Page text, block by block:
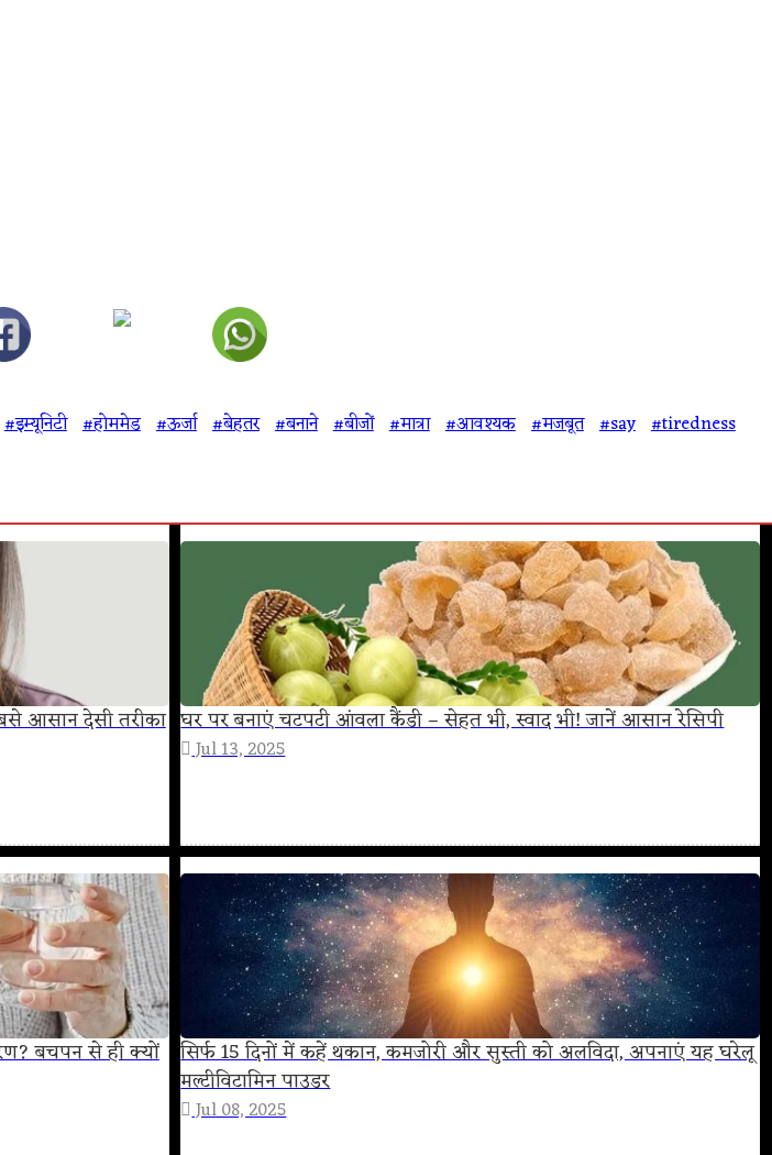
#इम्यूनिटी #होममेड #ऊर्जा #बेहतर #बनाने #बीजों #मात्रा #आवश्यक #मजबूत #say #tiredness
आसान देसी तरीका घर पर बनाएं चटपटी आंवला कैंडी – सेहत भी, स्वाद भी! जानें आसान रेसिपी
Jul 13, 2025
बचपन से ही क्यों
सिर्फ 15 दिनों में कहें थकान, कमजोरी और सुस्ती को अलविदा, अपनाएं यह घरेलू
मल्टीविटामिन पाउडर
Jul 08, 2025